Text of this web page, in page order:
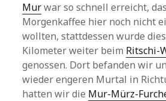
Murwar so schnell erreicht,
Morgenkaffee hier noch nicht
wollten, stattdessen wurde
Kilometer weiter beim Ritschi-
genossen. Dort befanden wir
wieder engeren Murtal in
hatten wir die Mur-Mürz-